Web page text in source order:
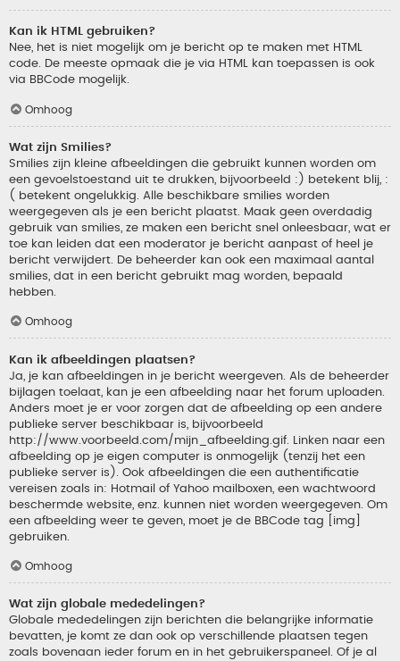
Kan ik HTML gebruiken?
Nee, het is niet mogelijk om je bericht op te maken met HTML
code. De meeste opmaak die je via HTML kan toepassen is ook
via BBCode mogelijk.
Omhoog
Wat zijn Smilies?
Smilies zijn kleine afbeeldingen die gebruikt kunnen worden om
een gevoelstoestand uit te drukken, bijvoorbeeld :) betekent blij, :
( betekent ongelukkig. Alle beschikbare smilies worden
weergegeven als je een bericht plaatst. Maak geen overdadig
gebruik van smilies, ze maken een bericht snel onleesbaar, wat er
toe kan leiden dat een moderator je bericht aanpast of heel je
bericht verwijdert. De beheerder kan ook een maximaal aantal
smilies, dat in een bericht gebruikt mag worden, bepaald
hebben.
Omhoog
Kan ik afbeeldingen plaatsen?
Ja, je kan afbeeldingen in je bericht weergeven. Als de beheerder
bijlagen toelaat, kan je een afbeelding naar het forum uploaden.
Anders moet je er voor zorgen dat de afbeelding op een andere
publieke server beschikbaar is, bijvoorbeeld
http://www.voorbeeld.com/mijn_afbeelding.gif. Linken naar een
afbeelding op je eigen computer is onmogelijk (tenzij het een
publieke server is). Ook afbeeldingen die een authentificatie
vereisen zoals in: Hotmail of Yahoo mailboxen, een wachtwoord
beschermde website, enz. kunnen niet worden weergegeven. Om
een afbeelding weer te geven, moet je de BBCode tag [img]
gebruiken.
Omhoog
Wat zijn globale mededelingen?
Globale mededelingen zijn berichten die belangrijke informatie
bevatten, je komt ze dan ook op verschillende plaatsen tegen
zoals bovenaan ieder forum en in het gebruikerspaneel. Of je al